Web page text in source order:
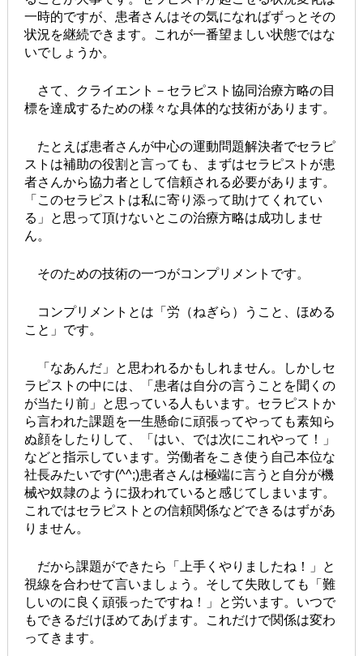
一時的ですが、患者さんはその気になればずっとその
状況を継続できます。これが一番望ましい状態ではな
いでしょうか。
さて、クライエント－セラピスト協同治療方略の目
標を達成するための様々な具体的な技術があります。
たとえば患者さんが中心の運動問題解決者でセラピ
ストは補助の役割と言っても、まずはセラピストが患
者さんから協力者として信頼される必要があります。
「このセラピストは私に寄り添って助けてくれてい
る」と思って頂けないとこの治療方略は成功しませ
ん。
そのための技術の一つがコンプリメントです。
コンプリメントとは「労（ねぎら）うこと、ほめる
こと」です。
「なあんだ」と思われるかもしれません。しかしセ
ラピストの中には、「患者は自分の言うことを聞くの
が当たり前」と思っている人もいます。セラピストか
ら言われた課題を一生懸命に頑張ってやっても素知ら
ぬ顔をしたりして、「はい、では次にこれやって！」
などと指示しています。労働者をこき使う自己本位な
社長みたいです(^^;)患者さんは極端に言うと自分が機
械や奴隷のように扱われていると感じてしまいます。
これではセラピストとの信頼関係などできるはずがあ
りません。
だから課題ができたら「上手くやりましたね！」と
視線を合わせて言いましょう。そして失敗しても「難
しいのに良く頑張ったですね！」と労います。いつで
もできるだけほめてあげます。これだけで関係は変わ
ってきます。